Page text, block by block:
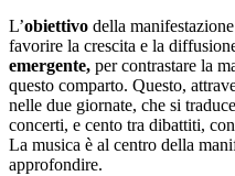
L’obiettivo della
favorire la crescita e la
emergente, per contrastare la
questo comparto. Questo,
nelle due giornate, che si
concerti, e cento tra dibattiti,
La musica è al centro della
approfondire.